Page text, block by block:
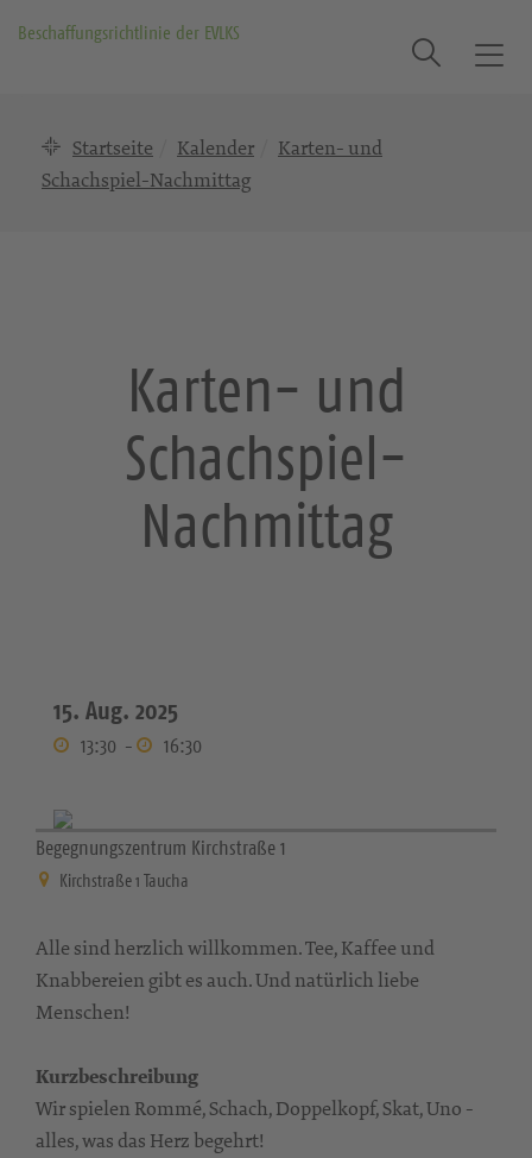
Beschaffungsrichtlinie der EVLKS
T
Suche
Startseite Kalender
Karten- und
Schachspiel-Nachmittag
Karten- und
Schachspiel-
Nachmittag
15. Aug. 2025
13:30 - 16:30
Begegnungszentrum Kirchstraße 1
Kirchstraße 1 Taucha
Alle sind herzlich willkommen. Tee, Kaffee und
Knabbereien gibt es auch. Und natürlich liebe
Menschen!
Kurzbeschreibung
Wir spielen Rommé, Schach, Doppelkopf, Skat, Uno -
alles, was das Herz begehrt!